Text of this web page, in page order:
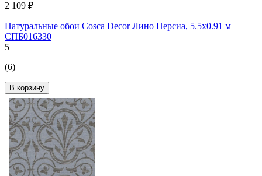
2 109 ₽
Натуральные обои Cosca Decor Лино Персиа, 5.5x0.91 м
СПБ016330
5
(6)
В корзину